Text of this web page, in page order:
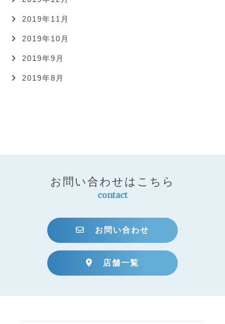
2019年11月
2019年10月
2019年9月
2019年8月
お問い合わせはこちら
contact
お問い合わせ
店舗一覧